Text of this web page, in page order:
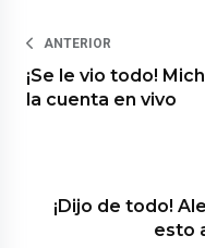
ANTERIOR
¡Se le vio todo!
la cuenta en vivo
¡Dijo de todo!
esto